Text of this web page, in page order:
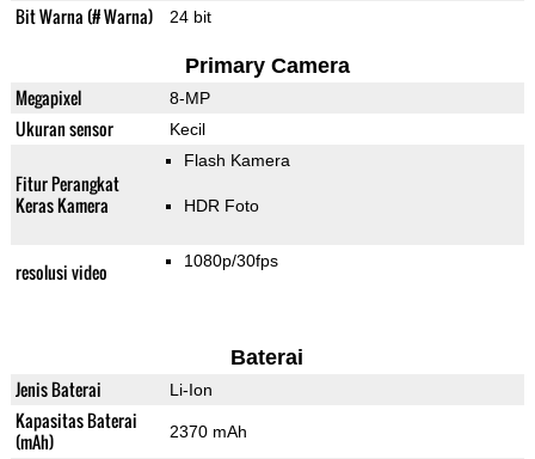
Bit Warna (# Warna) 24 bit
Primary Camera
Megapixel 8-MP
Ukuran sensor Kecil
Fitur Perangkat
Keras Kamera
Flash Kamera
HDR Foto
resolusi video 1080p/30fps
Baterai
Jenis Baterai Li-Ion
Kapasitas Baterai
(mAh)
2370 mAh